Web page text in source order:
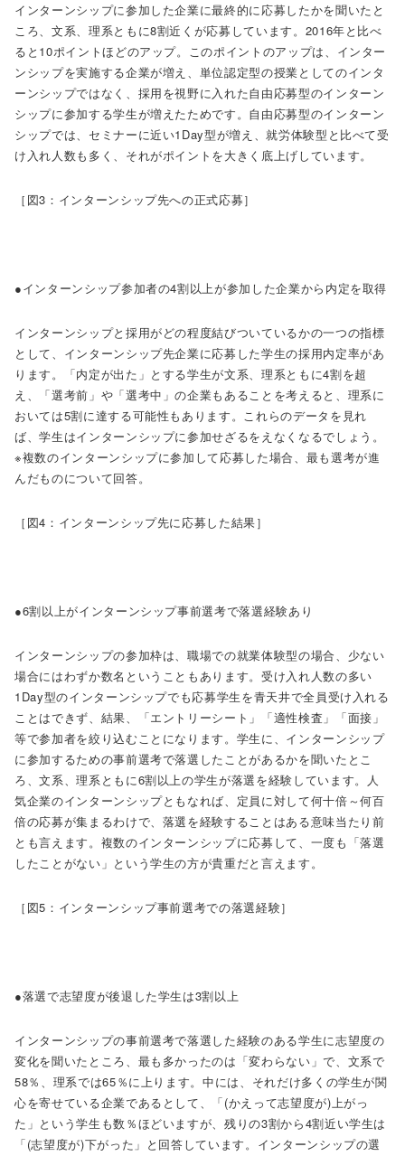
インターンシップに参加した企業に最終的に応募したかを聞いたと
ころ、文系、理系ともに8割近くが応募しています。2016年と比べ
ると10ポイントほどのアップ。このポイントのアップは、インター
ンシップを実施する企業が増え、単位認定型の授業としてのインタ
ーンシップではなく、採用を視野に入れた自由応募型のインターン
シップに参加する学生が増えたためです。自由応募型のインターン
シップでは、セミナーに近い1Day型が増え、就労体験型と比べて受
け入れ人数も多く、それがポイントを大きく底上げしています。
［図3：インターンシップ先への正式応募］
●インターンシップ参加者の4割以上が参加した企業から内定を取得
インターンシップと採用がどの程度結びついているかの一つの指標
として、インターンシップ先企業に応募した学生の採用内定率があ
ります。「内定が出た」とする学生が文系、理系ともに4割を超
え、「選考前」や「選考中」の企業もあることを考えると、理系に
おいては5割に達する可能性もあります。これらのデータを見れ
ば、学生はインターンシップに参加せざるをえなくなるでしょう。
※複数のインターンシップに参加して応募した場合、最も選考が進
んだものについて回答。
［図4：インターンシップ先に応募した結果］
●6割以上がインターンシップ事前選考で落選経験あり
インターンシップの参加枠は、職場での就業体験型の場合、少ない
場合にはわずか数名ということもあります。受け入れ人数の多い
1Day型のインターンシップでも応募学生を青天井で全員受け入れる
ことはできず、結果、「エントリーシート」「適性検査」「面接」
等で参加者を絞り込むことになります。学生に、インターンシップ
に参加するための事前選考で落選したことがあるかを聞いたとこ
ろ、文系、理系ともに6割以上の学生が落選を経験しています。人
気企業のインターンシップともなれば、定員に対して何十倍～何百
倍の応募が集まるわけで、落選を経験することはある意味当たり前
とも言えます。複数のインターンシップに応募して、一度も「落選
したことがない」という学生の方が貴重だと言えます。
［図5：インターンシップ事前選考での落選経験］
●落選で志望度が後退した学生は3割以上
インターンシップの事前選考で落選した経験のある学生に志望度の
変化を聞いたところ、最も多かったのは「変わらない」で、文系で
58％、理系では65％に上ります。中には、それだけ多くの学生が関
心を寄せている企業であるとして、「(かえって志望度が)上がっ
た」という学生も数％ほどいますが、残りの3割から4割近い学生は
「(志望度が)下がった」と回答しています。インターンシップの選